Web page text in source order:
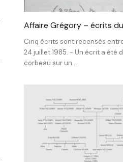
Affaire Grégory – écrits
Cinq écrits sont recensés
24 juillet 1985. - Un écrit a été
corbeau sur un...